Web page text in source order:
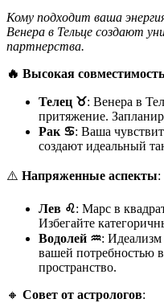
Кому подходит ваша
Венера в Тельце создают
партнерства.
🔥 Высокая совместимость
Телец ♉: Венера в
притяжение.
Рак ♋: Ваша
создают идеальный
⚠️ Напряженные аспекты:
Лев ♌: Марс в
Избегайте
Водолей ♒: Идеализм
вашей потребностью
пространство.
🔸 Совет от астрологов: